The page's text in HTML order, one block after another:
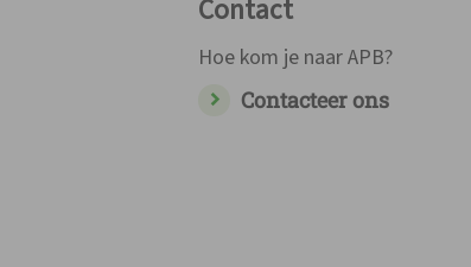
Contact
Hoe kom je naar APB?
Contacteer ons